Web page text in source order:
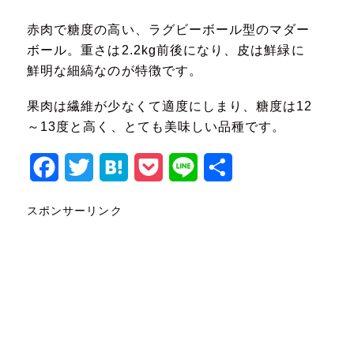
赤肉で糖度の高い、ラグビーボール型のマダー
ボール。重さは2.2kg前後になり、皮は鮮緑に
鮮明な細縞なのが特徴です。
果肉は繊維が少なくて適度にしまり、糖度は12
～13度と高く、とても美味しい品種です。
Facebook
Twitter HatenaPocket Line
スポンサーリンク